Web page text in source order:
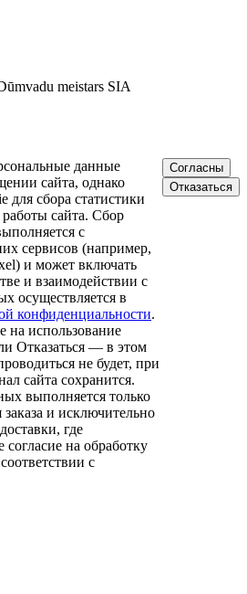
meistars SIA
данные
сайта, однако
для сбора статистики
сайта. Сбор
с
сервисов (например,
и может включать
и взаимодействии с
осуществляется в
конфиденциальности.
на использование
Отказаться — в этом
не будет, при
сайта сохранится.
выполняется только
и исключительно
где
согласие на обработку
с
Согласны
Отказаться